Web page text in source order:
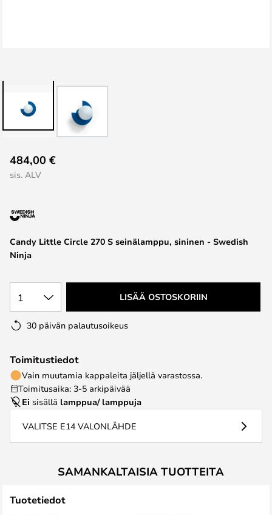
to
the
the
images
gallery
Candy Little Circle 270 S seinälamppu, sininen - Swedish
Ninja
484,00 €
sis. ALV
1 LISÄÄ OSTOSKORIIN
30 päivän palautusoikeus
Toimitustiedot
Vain muutamia kappaleita jäljellä varastossa.
Toimitusaika: 3-5 arkipäivää
Ei sisällä lamppua/ lamppuja
VALITSE E14 VALONLÄHDE
SAMANKALTAISIA TUOTTEITA
Tuotetiedot